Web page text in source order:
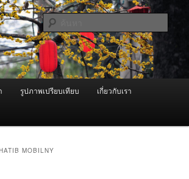
องพ่นหมอกควัน Best
One และ อะไหล่
กควัน คุณภาพดี บริการด้วยความจริงใจ
รูปภาพเปรียบเทียบ เกี่ยวกับเรา
MOBILNY